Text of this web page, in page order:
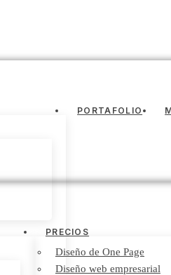
PORTAFOLIO
PRECIOS
Diseño de One Page
Diseño web empresarial